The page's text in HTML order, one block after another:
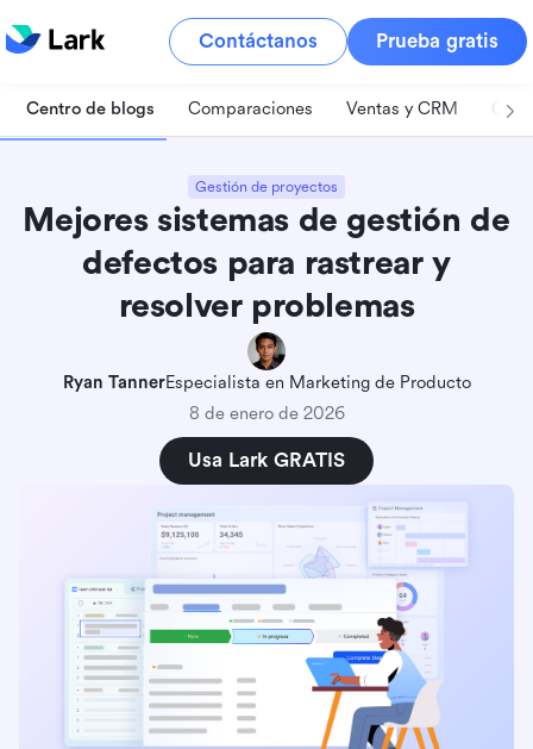
Contáctanos Prueba gratis
Centro de blogs Comparaciones Ventas y CRM
Gestión de proyectos
Mejores sistemas de gestión de
defectos para rastrear y
resolver problemas
Ryan TannerEspecialista en Marketing de Producto
8 de enero de 2026
Usa Lark GRATIS